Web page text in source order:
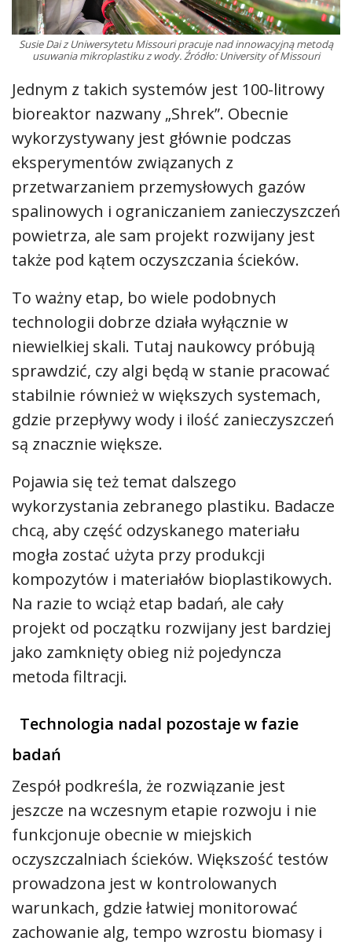
Susie Dai z Uniwersytetu Missouri pracuje nad innowacyjną metodą
usuwania mikroplastiku z wody. Źródło: University of Missouri
Jednym z takich systemów jest 100-litrowy
bioreaktor nazwany „Shrek”. Obecnie
wykorzystywany jest głównie podczas
eksperymentów związanych z
przetwarzaniem przemysłowych gazów
spalinowych i ograniczaniem zanieczyszczeń
powietrza, ale sam projekt rozwijany jest
także pod kątem oczyszczania ścieków.
To ważny etap, bo wiele podobnych
technologii dobrze działa wyłącznie w
niewielkiej skali. Tutaj naukowcy próbują
sprawdzić, czy algi będą w stanie pracować
stabilnie również w większych systemach,
gdzie przepływy wody i ilość zanieczyszczeń
są znacznie większe.
Pojawia się też temat dalszego
wykorzystania zebranego plastiku. Badacze
chcą, aby część odzyskanego materiału
mogła zostać użyta przy produkcji
kompozytów i materiałów bioplastikowych.
Na razie to wciąż etap badań, ale cały
projekt od początku rozwijany jest bardziej
jako zamknięty obieg niż pojedyncza
metoda filtracji.
Technologia nadal pozostaje w fazie
badań
Zespół podkreśla, że rozwiązanie jest
jeszcze na wczesnym etapie rozwoju i nie
funkcjonuje obecnie w miejskich
oczyszczalniach ścieków. Większość testów
prowadzona jest w kontrolowanych
warunkach, gdzie łatwiej monitorować
zachowanie alg, tempo wzrostu biomasy i